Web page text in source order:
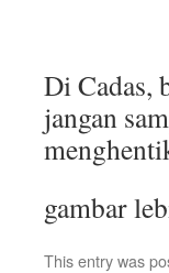
Di Cadas,
jangan
gambar
This entry was